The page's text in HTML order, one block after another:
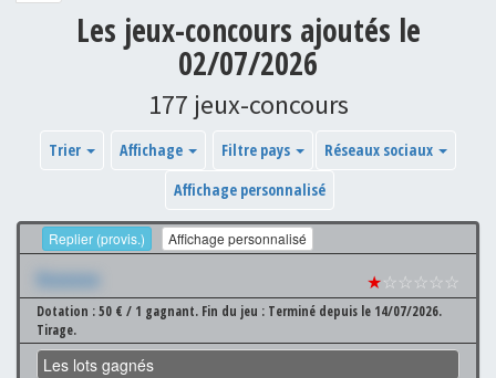
Les jeux-concours ajoutés le
02/07/2026
177 jeux-concours
Trier Affichage Filtre pays
Réseaux sociaux
Affichage personnalisé
Replier (provis.) Affichage personnalisé
Xxxxxxx ★☆☆☆☆☆
Dotation : 50 € / 1 gagnant. Fin du jeu : Terminé depuis le 14/07/2026.
Tirage.
Les lots gagnés